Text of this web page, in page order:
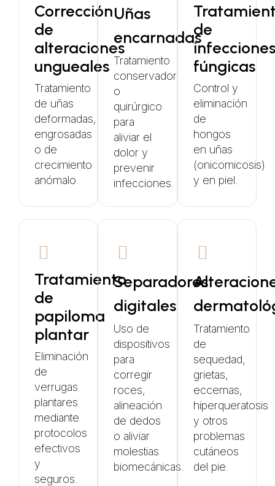
Corrección
de
alteraciones
ungueales
Tratamiento
de uñas
deformadas,
engrosadas
o de
crecimiento
anómalo.
Uñas
encarnadas
Tratamiento
conservador
o
quirúrgico
para
aliviar el
dolor y
prevenir
infecciones.
de
infecciones
fúngicas
Control y
eliminación
de
hongos
en uñas
(onicomicosis)
y en piel.
Tratamiento
de
papiloma
plantar
Eliminación
de
verrugas
plantares
mediante
protocolos
efectivos
y
seguros.
Separadores
digitales
Uso de
dispositivos
para
corregir
roces,
alineación
de dedos
o aliviar
molestias
biomecánicas.
Tratamiento
de
sequedad,
grietas,
eccemas,
hiperqueratosis
y otros
problemas
cutáneos
del pie.